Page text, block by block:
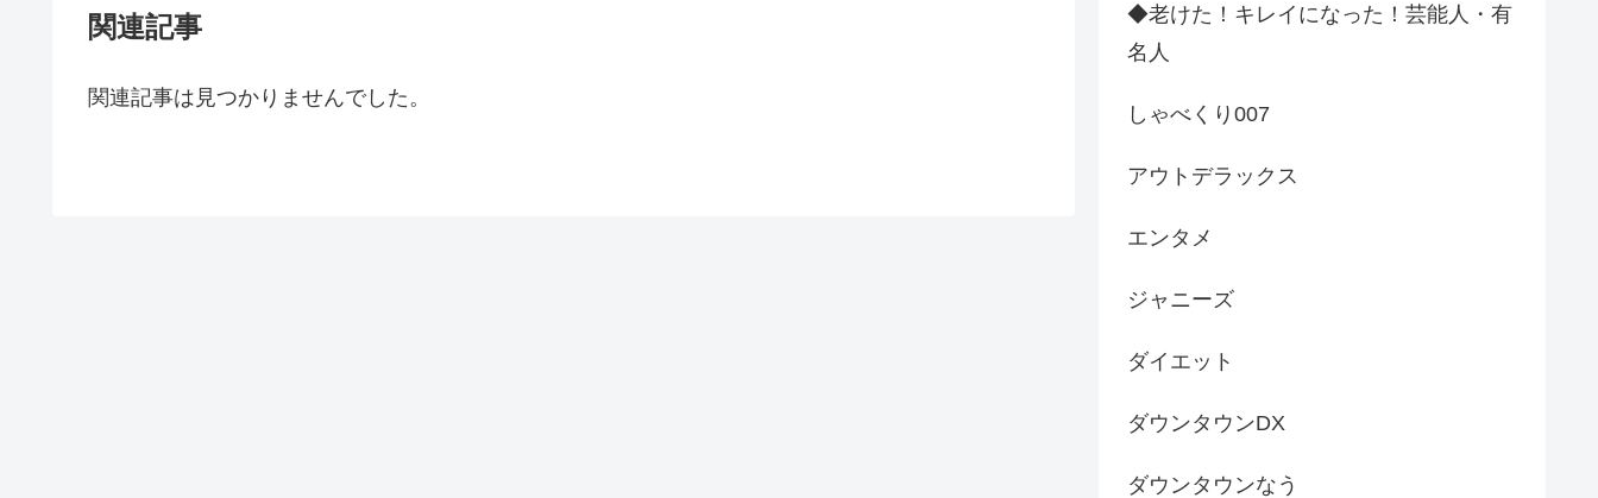
関連記事
関連記事は見つかりませんでした。
◆老けた！キレイになった！芸能人・有
名人
しゃべくり007
アウトデラックス
エンタメ
ジャニーズ
ダイエット
ダウンタウンDX
ダウンタウンなう